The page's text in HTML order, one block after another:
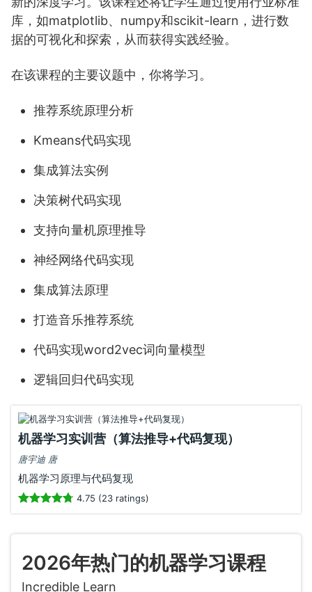
库，如matplotlib、numpy和scikit-learn，进行数
据的可视化和探索，从而获得实践经验。
在该课程的主要议题中，你将学习。
推荐系统原理分析
Kmeans代码实现
集成算法实例
决策树代码实现
支持向量机原理推导
神经网络代码实现
集成算法原理
打造音乐推荐系统
代码实现word2vec词向量模型
逻辑回归代码实现
机器学习实训营（算法推导+代码复现）
唐宇迪 唐
机器学习原理与代码复现
4.75 (23 ratings)
2026年热门的机器学习课程
Incredible Learn